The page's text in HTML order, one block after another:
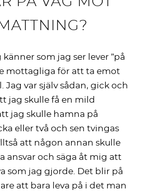
känner som jag ser lever ”på
mottagliga för att ta emot
Jag var själv sådan, gick och
jag skulle få en mild
jag skulle hamna på
eller två och sen tvingas
att någon annan skulle
ansvar och säga åt mig att
som jag gjorde. Det blir på
att bara leva på i det man